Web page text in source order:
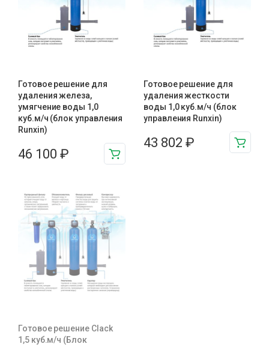
Готовое решение для
удаления железа,
умягчение воды 1,0
куб.м/ч (блок управления
Runxin)
46 100 ₽
Готовое решение для
удаления жесткости
воды 1,0 куб.м/ч (блок
управления Runxin)
43 802 ₽
Готовое решение Clack
1,5 куб.м/ч (Блок